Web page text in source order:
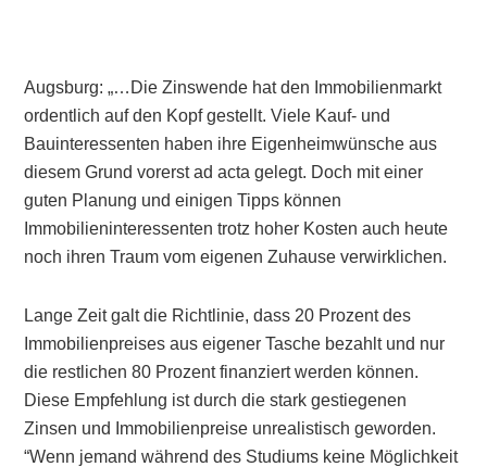
Augsburg: „…Die Zinswende hat den Immobilienmarkt
ordentlich auf den Kopf gestellt. Viele Kauf- und
Bauinteressenten haben ihre Eigenheimwünsche aus
diesem Grund vorerst ad acta gelegt. Doch mit einer
guten Planung und einigen Tipps können
Immobilieninteressenten trotz hoher Kosten auch heute
noch ihren Traum vom eigenen Zuhause verwirklichen.
Lange Zeit galt die Richtlinie, dass 20 Prozent des
Immobilienpreises aus eigener Tasche bezahlt und nur
die restlichen 80 Prozent finanziert werden können.
Diese Empfehlung ist durch die stark gestiegenen
Zinsen und Immobilienpreise unrealistisch geworden.
“Wenn jemand während des Studiums keine Möglichkeit